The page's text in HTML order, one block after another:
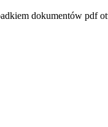
dokumentów pdf